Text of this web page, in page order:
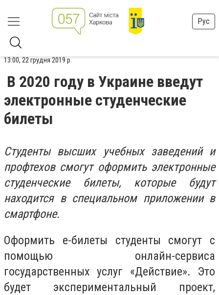
Рус
13:00, 22 грудня 2019 р.
В 2020 году в Украине введут
электронные студенческие
билеты
Студенты высших учебных заведений и
профтехов смогут оформить электронные
студенческие билеты, которые будут
находится в специальном приложении в
смартфоне.
Оформить е-билеты студенты смогут с
помощью онлайн-сервиса
государственных услуг «Действие». Это
будет экспериментальный проект,